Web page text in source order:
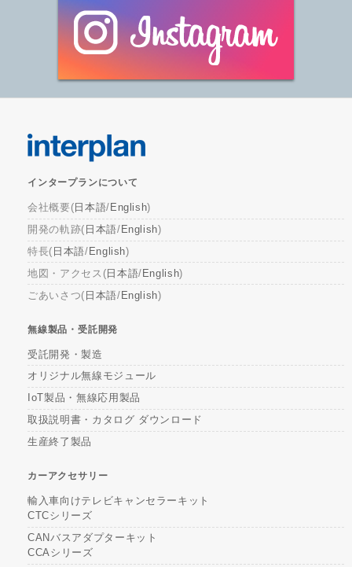
インタープランについて
会社概要( 日本語/ English)
開発の軌跡( 日本語/ English)
特長( 日本語/ English)
地図・アクセス(日本語/English)
ごあいさつ( 日本語/English)
無線製品・受託開発
受託開発・製造
オリジナル無線モジュール
IoT製品・無線応用製品
取扱説明書・カタログ ダウンロード
生産終了製品
カーアクセサリー
輸入車向けテレビキャンセラーキット
CTCシリーズ
CANバスアダプターキット
CCAシリーズ